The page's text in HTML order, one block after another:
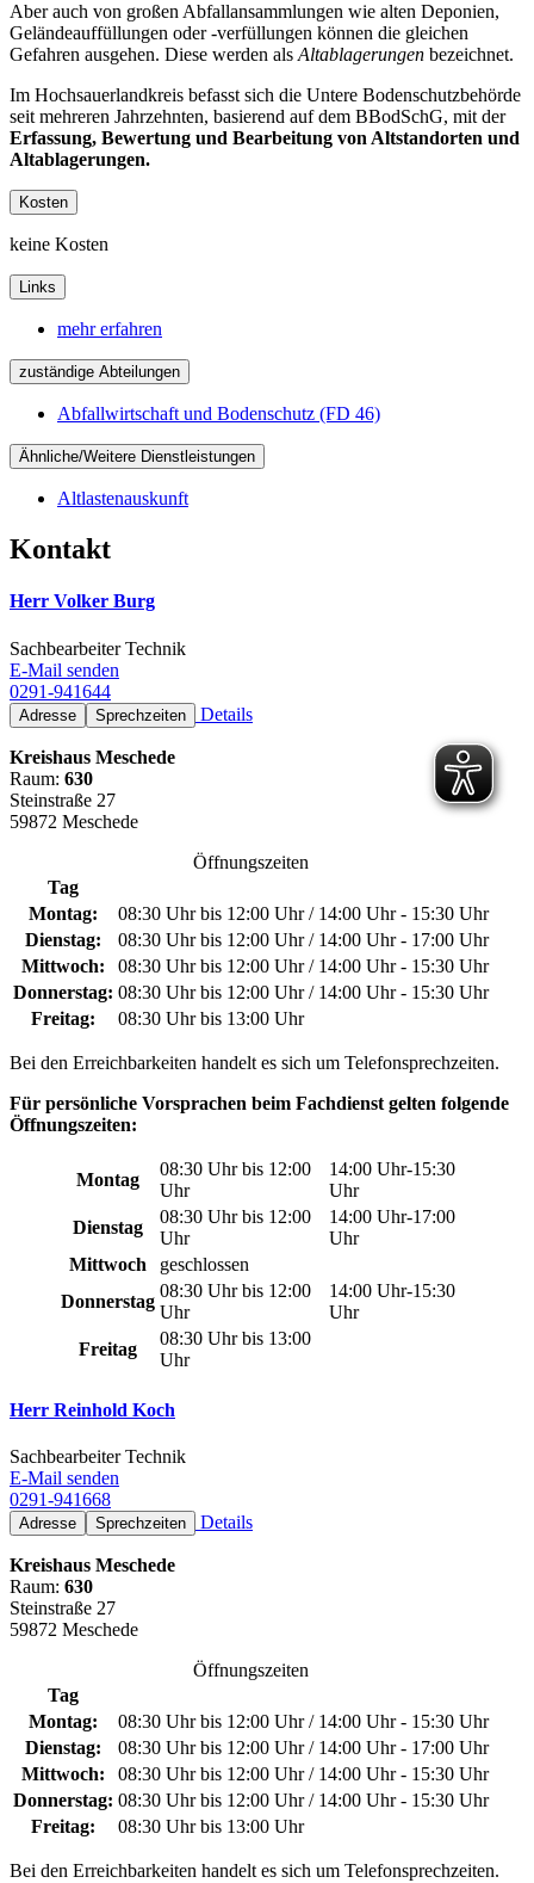
Aber auch von großen Abfallansammlungen wie alten Deponien,
Geländeauffüllungen oder -verfüllungen können die gleichen
Gefahren ausgehen. Diese werden als Altablagerungen bezeichnet.
Im Hochsauerlandkreis befasst sich die Untere Bodenschutzbehörde
seit mehreren Jahrzehnten, basierend auf dem BBodSchG, mit der
Erfassung, Bewertung und Bearbeitung von Altstandorten und
Altablagerungen.
Kosten
keine Kosten
Links
mehr erfahren
zuständige Abteilungen
Abfallwirtschaft und Bodenschutz (FD 46)
Ähnliche/Weitere Dienstleistungen
Altlastenauskunft
Kontakt
Herr Volker Burg
Sachbearbeiter Technik
E-Mail senden
0291-941644
Adresse Sprechzeiten Details
Kreishaus Meschede
Raum: 630
Steinstraße 27
59872 Meschede
Öffnungszeiten
Tag
Montag:
08:30 Uhr bis 12:00 Uhr / 14:00 Uhr - 15:30 Uhr
Dienstag:
08:30 Uhr bis 12:00 Uhr / 14:00 Uhr - 17:00 Uhr
Mittwoch:
08:30 Uhr bis 12:00 Uhr / 14:00 Uhr - 15:30 Uhr
Donnerstag: 08:30 Uhr bis 12:00 Uhr / 14:00 Uhr - 15:30 Uhr
Freitag:
08:30 Uhr bis 13:00 Uhr
Bei den Erreichbarkeiten handelt es sich um Telefonsprechzeiten.
Für persönliche Vorsprachen beim Fachdienst gelten folgende
Öffnungszeiten:
Montag
08:30 Uhr bis 12:00
Uhr
14:00 Uhr-15:30
Uhr
Dienstag
08:30 Uhr bis 12:00
Uhr
14:00 Uhr-17:00
Uhr
Mittwoch
geschlossen
Donnerstag
08:30 Uhr bis 12:00
Uhr
14:00 Uhr-15:30
Uhr
Freitag
08:30 Uhr bis 13:00
Uhr
Herr Reinhold Koch
Sachbearbeiter Technik
E-Mail senden
0291-941668
Adresse Sprechzeiten Details
Kreishaus Meschede
Raum: 630
Steinstraße 27
59872 Meschede
Öffnungszeiten
Tag
Montag:
08:30 Uhr bis 12:00 Uhr / 14:00 Uhr - 15:30 Uhr
Dienstag:
08:30 Uhr bis 12:00 Uhr / 14:00 Uhr - 17:00 Uhr
Mittwoch:
08:30 Uhr bis 12:00 Uhr / 14:00 Uhr - 15:30 Uhr
Donnerstag: 08:30 Uhr bis 12:00 Uhr / 14:00 Uhr - 15:30 Uhr
Freitag:
08:30 Uhr bis 13:00 Uhr
Bei den Erreichbarkeiten handelt es sich um Telefonsprechzeiten.